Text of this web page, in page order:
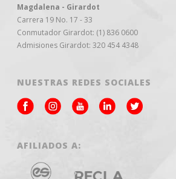
Magdalena - Girardot
Carrera 19 No. 17 - 33
Conmutador Girardot: (1) 836 0600
Admisiones Girardot: 320 454 4348
NUESTRAS REDES SOCIALES
AFILIADOS A: